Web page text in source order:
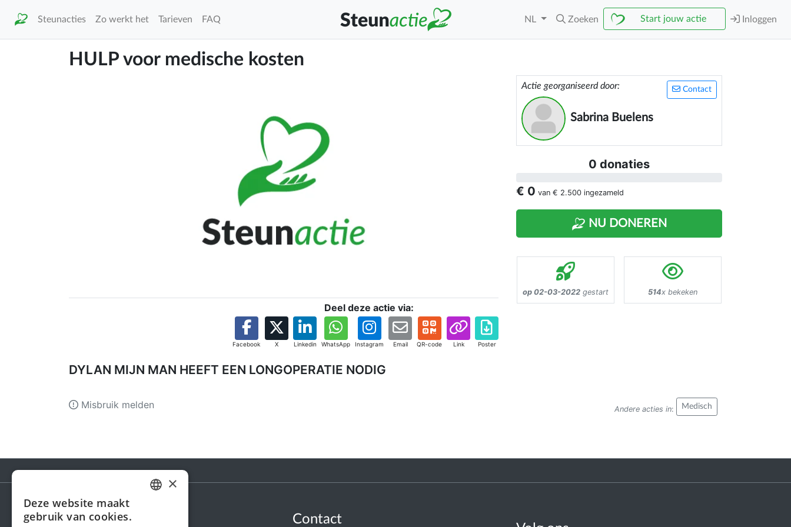
Steunacties Zo werkt het Tarieven FAQ NL Zoeken Start jouw actie Inloggen
HULP voor medische kosten
Deel deze actie via:
Facebook X Linkedin WhatsApp Instagram Email QR-code Link Poster
DYLAN MIJN MAN HEEFT EEN LONGOPERATIE NODIG
Contact
Actie georganiseerd door:
Sabrina Buelens
0 donaties
€ 0 van € 2.500 ingezameld
NU DONEREN
op 02-03-2022 gestart 514x bekeken
Andere acties in: Medisch
Misbruik melden
Steunactie Contact
×
Deze website maakt
gebruik van cookies.